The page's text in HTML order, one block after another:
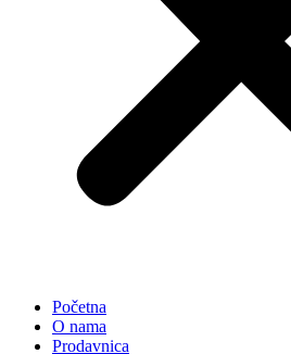
Početna
O nama
Prodavnica